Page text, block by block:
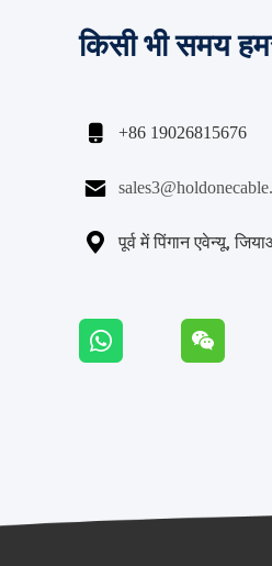
किसी भी समय
 +86 19026815676

 पूर्व में पिंगान एवेन्यू,